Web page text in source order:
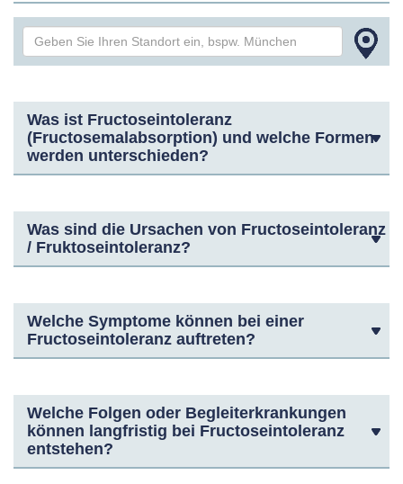
Was ist Fructoseintoleranz
(Fructosemalabsorption) und welche Formen
werden unterschieden?
Was sind die Ursachen von Fructoseintoleranz
/ Fruktoseintoleranz?
Welche Symptome können bei einer
Fructoseintoleranz auftreten?
Welche Folgen oder Begleiterkrankungen
können langfristig bei Fructoseintoleranz
entstehen?